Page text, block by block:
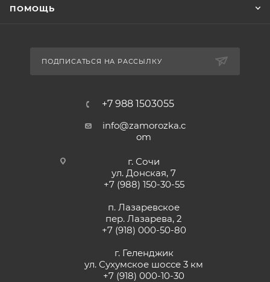
ПОМОЩЬ
ПОДПИСАТЬСЯ НА РАССЫЛКУ
+7 988 1503055
info@zamorozka.c
om
г. Сочи
ул. Донская, 7
+7 (988) 150-30-55
п. Лазаревское
пер. Лазарева, 2
+7 (918) 000-50-80
г. Геленджик
ул. Сухумское шоссе 3 км
+7 (918) 000-10-30